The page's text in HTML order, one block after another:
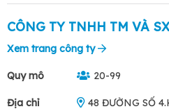
CÔNG TY TNHH TM VÀ
Xem trang công ty
Quy mô 20-99
Địa chỉ 48 ĐƯỜNG SỐ